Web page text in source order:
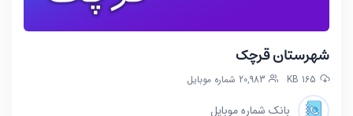
شهرستان قرچک
165 KB 20,983 شماره موبایل
بانک شماره موبایل